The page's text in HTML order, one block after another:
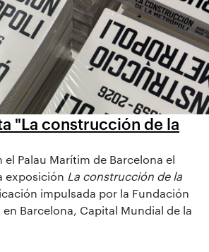
"La construcción de la
el Palau Marítim de Barcelona el
exposición La construcción de la
impulsada por la Fundación
Barcelona, Capital Mundial de la